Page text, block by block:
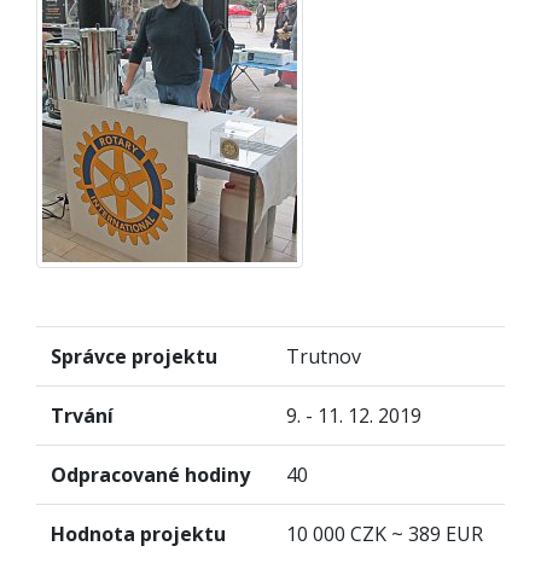
Správce projektu Trutnov
Trvání 9. - 11. 12. 2019
Odpracované hodiny 40
Hodnota projektu 10 000 CZK ~ 389 EUR